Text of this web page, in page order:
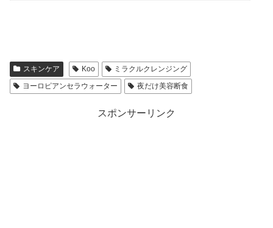
スキンケア Koo
ミラクルクレンジング
ヨーロピアンセラウォーター
夜だけ美容断食
スポンサーリンク